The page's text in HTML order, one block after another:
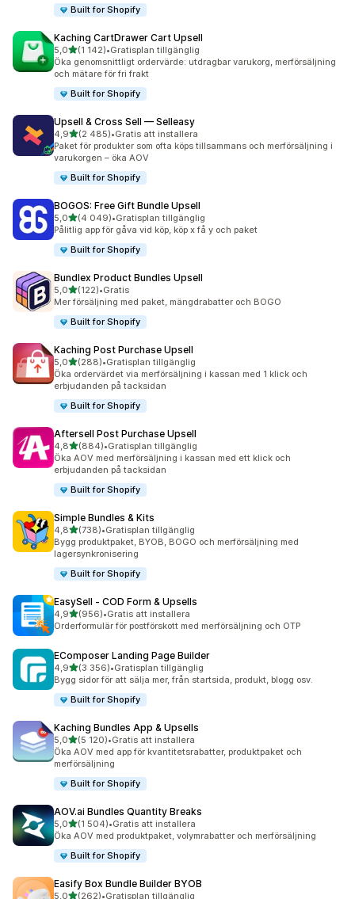
Built for Shopify
Kaching CartDrawer Cart Upsell
5,0av 5 stjärnor
(1 142)
1142 recensioner totalt
•Gratisplan tillgänglig
Öka genomsnittligt ordervärde: utdragbar varukorg, merförsäljning
och mätare för fri frakt
Built for Shopify
Upsell & Cross Sell — Selleasy
4,9av 5 stjärnor
(2 485)
2485 recensioner totalt
•Gratis att installera
Paket för produkter som ofta köps tillsammans och merförsäljning i
varukorgen – öka AOV
Built for Shopify
BOGOS: Free Gift Bundle Upsell
5,0av 5 stjärnor
(4 049)
4049 recensioner totalt
•Gratisplan tillgänglig
Pålitlig app för gåva vid köp, köp x få y och paket
Built for Shopify
Bundlex Product Bundles Upsell
5,0av 5 stjärnor
(122)
122 recensioner totalt
•Gratis
Mer försäljning med paket, mängdrabatter och BOGO
Built for Shopify
Kaching Post Purchase Upsell
5,0av 5 stjärnor
(288)
288 recensioner totalt
•Gratisplan tillgänglig
Öka ordervärdet via merförsäljning i kassan med 1 klick och
erbjudanden på tacksidan
Built for Shopify
Aftersell Post Purchase Upsell
4,8av 5 stjärnor
(884)
884 recensioner totalt
•Gratisplan tillgänglig
Öka AOV med merförsäljning i kassan med ett klick och
erbjudanden på tacksidan
Built for Shopify
Simple Bundles & Kits
4,8av 5 stjärnor
(738)
738 recensioner totalt
•Gratisplan tillgänglig
Bygg produktpaket, BYOB, BOGO och merförsäljning med
lagersynkronisering
Built for Shopify
EasySell ‑ COD Form & Upsells
4,9av 5 stjärnor
(956)
956 recensioner totalt
•Gratis att installera
Orderformulär för postförskott med merförsäljning och OTP
EComposer Landing Page Builder
4,9av 5 stjärnor
(3 356)
3356 recensioner totalt
•Gratisplan tillgänglig
Bygg sidor för att sälja mer, från startsida, produkt, blogg osv.
Built for Shopify
Kaching Bundles App & Upsells
5,0av 5 stjärnor
(5 120)
5120 recensioner totalt
•Gratis att installera
Öka AOV med app för kvantitetsrabatter, produktpaket och
merförsäljning
Built for Shopify
AOV.ai Bundles Quantity Breaks
5,0av 5 stjärnor
(1 504)
1504 recensioner totalt
•Gratis att installera
Öka AOV med produktpaket, volymrabatter och merförsäljning
Built for Shopify
Easify Box Bundle Builder BYOB
5,0av 5 stjärnor
(262)•Gratisplan tillgänglig